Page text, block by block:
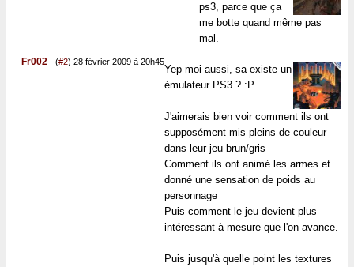
ps3, parce que ça
me botte quand même pas
mal.
Fr002 - (#2) 28 février 2009 à 20h45
Yep moi aussi, sa existe un
émulateur PS3 ? :P
J'aimerais bien voir comment ils ont
supposément mis pleins de couleur
dans leur jeu brun/gris
Comment ils ont animé les armes et
donné une sensation de poids au
personnage
Puis comment le jeu devient plus
intéressant à mesure que l'on avance.
Puis jusqu'à quelle point les textures